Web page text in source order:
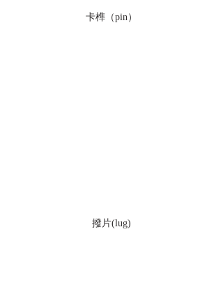
卡榫（pin）
撥片(lug)